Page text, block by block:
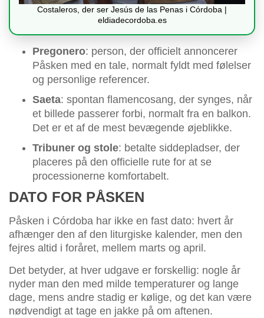
Costaleros, der ser Jesús de las Penas i Córdoba |
eldiadecordoba.es
Pregonero: person, der officielt annoncerer
Påsken med en tale, normalt fyldt med følelser
og personlige referencer.
Saeta: spontan flamencosang, der synges, når
et billede passerer forbi, normalt fra en balkon.
Det er et af de mest bevægende øjeblikke.
Tribuner og stole: betalte siddepladser, der
placeres på den officielle rute for at se
processionerne komfortabelt.
DATO FOR PÅSKEN
Påsken i Córdoba har ikke en fast dato: hvert år
afhænger den af den liturgiske kalender, men den
fejres altid i foråret, mellem marts og april.
Det betyder, at hver udgave er forskellig: nogle år
nyder man den med milde temperaturer og lange
dage, mens andre stadig er kølige, og det kan være
nødvendigt at tage en jakke på om aftenen.